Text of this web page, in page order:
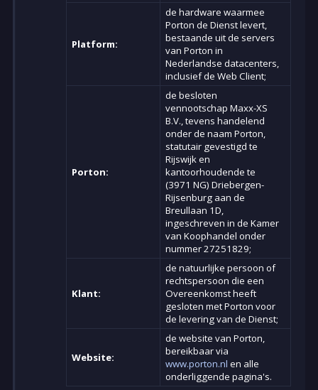
Platform:
de hardware waarmee
Porton de Dienst levert,
bestaande uit de servers
van Porton in
Nederlandse datacenters,
inclusief de Web Client;
Porton:
de besloten
vennootschap Maxx-XS
B.V., tevens handelend
onder de naam Porton,
statutair gevestigd te
Rijswijk en
kantoorhoudende te
(3971 NG) Driebergen-
Rijsenburg aan de
Breullaan 1D,
ingeschreven in de Kamer
van Koophandel onder
nummer 27251829;
Klant:
de natuurlijke persoon of
rechtspersoon die een
Overeenkomst heeft
gesloten met Porton voor
de levering van de Dienst;
Website:
de website van Porton,
bereikbaar via
www.porton.nl en alle
onderliggende pagina's.